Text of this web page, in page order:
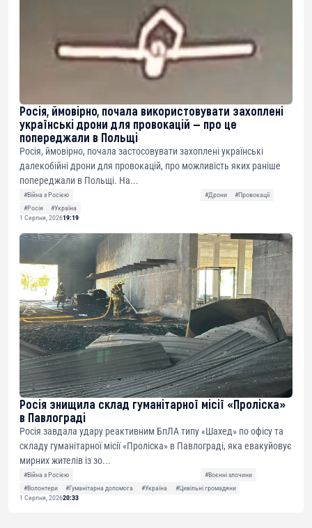
Росія, ймовірно, почала використовувати захоплені
українські дрони для провокацій — про це
попереджали в Польщі
Росія, ймовірно, почала застосовувати захоплені українські
далекобійні дрони для провокацій, про можливість яких раніше
попереджали в Польщі. На...
#Війна з Росією #Дрони
#Провокації
#Росія
#Україна
1 Серпня, 202619:19
Росія знищила склад гуманітарної місії «Проліска»
в Павлограді
Росія завдала удару реактивним БпЛА типу «Шахед» по офісу та
складу гуманітарної місії «Проліска» в Павлограді, яка евакуйовує
мирних жителів із зо...
#Війна з Росією
#Воєнні злочини
#Волонтери
#Гуманітарна допомога #Україна
#Цивільні громадяни
1 Серпня, 202620:33